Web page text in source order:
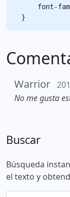
font-
Warrior
No me gusta
Buscar
Búsqueda
el texto y